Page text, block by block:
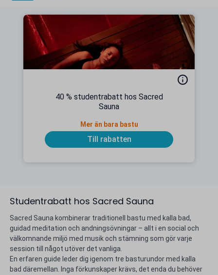
40 % studentrabatt hos Sacred
Sauna
Mer än bara bastu
Till rabatten
Studentrabatt hos Sacred Sauna
Sacred Sauna kombinerar traditionell bastu med kalla bad,
guidad meditation och andningsövningar – allt i en social och
välkomnande miljö med musik och stämning som gör varje
session till något utöver det vanliga.
En erfaren guide leder dig igenom tre basturundor med kalla
bad däremellan. Inga förkunskaper krävs, det enda du behöver